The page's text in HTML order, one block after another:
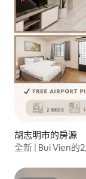
胡志明市的房源
全新 | Bui Vien的